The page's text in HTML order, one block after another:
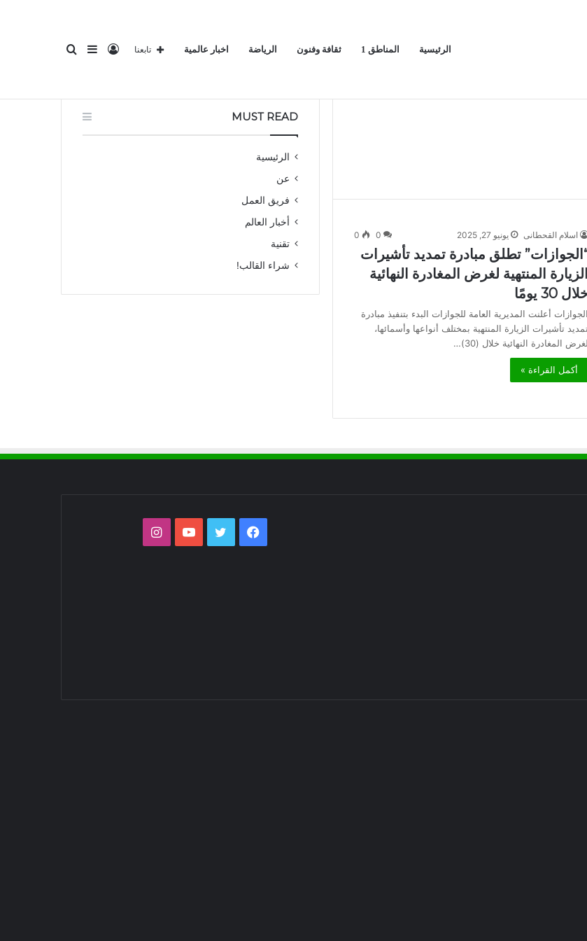
الرئيسية المناطق 1 ثقافة وفنون الرياضة اخبار عالمية إضافةتسجيل تابعنا والاتصال الرقمي وشهادة القائد المؤثر الرئيسية المناطق 1 ثقافة وفنون الرياضة اخبار عالمية
اسلام القحطانى يونيو 27, 2025 0
0
تطلق مبادرة تمديد تأشيرات
الزيارة المنتهية لغرض المغادرة النهائية
30 يومًا
الجوازات أعلنت المديرية العامة للجوازات البدء بتنفيذ مبادرة
تأشيرات الزيارة المنتهية بمختلف أنواعها وأسمائها،
لغرض المغادرة النهائية خلال (30)…
أكمل القراءة »
MUST READ
الرئيسية
عن
فريق العمل
أخبار العالم
تقنية
شراء القالب!
فيسبوك تويتر يوتيوبانستقرام